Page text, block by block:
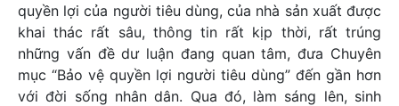
quyền lợi của người tiêu dùng, của nhà sản xuất được
khai thác rất sâu, thông tin rất kịp thời, rất trúng
những vấn đề dư luận đang quan tâm, đưa Chuyên
mục “Bảo vệ quyền lợi người tiêu dùng” đến gần hơn
với đời sống nhân dân. Qua đó, làm sáng lên, sinh